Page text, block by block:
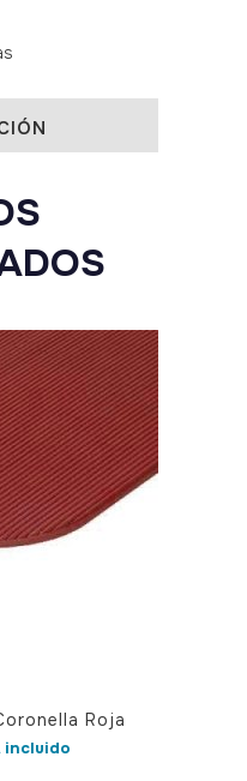
Roja
incluido